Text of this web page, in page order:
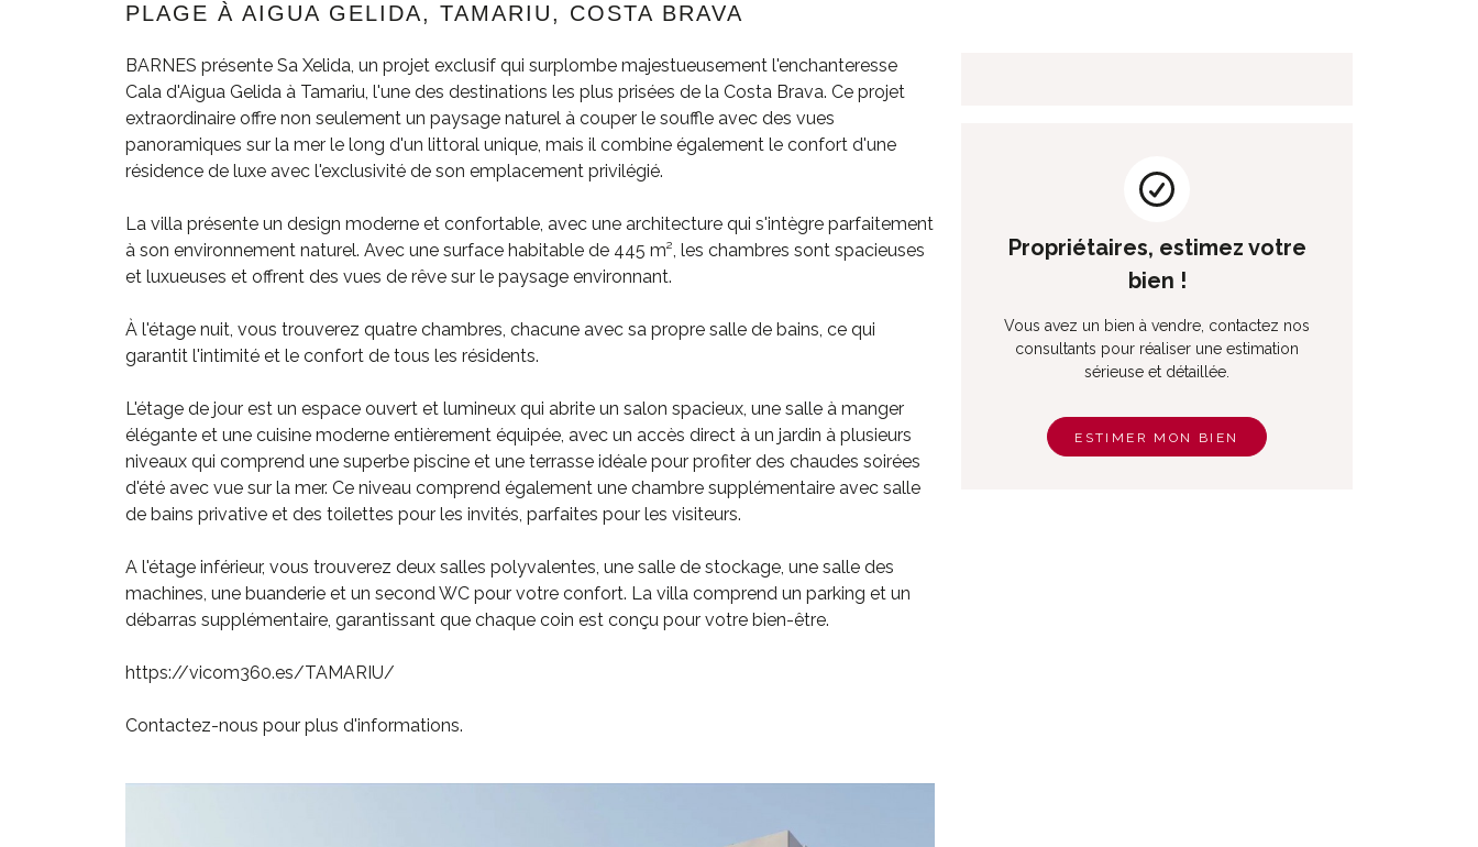
PLAGE À AIGUA GELIDA, TAMARIU, COSTA BRAVA
BARNES présente Sa Xelida, un projet exclusif qui surplombe majestueusement l'enchanteresse
Cala d'Aigua Gelida à Tamariu, l'une des destinations les plus prisées de la Costa Brava. Ce projet
extraordinaire offre non seulement un paysage naturel à couper le souffle avec des vues
panoramiques sur la mer le long d'un littoral unique, mais il combine également le confort d'une
résidence de luxe avec l'exclusivité de son emplacement privilégié.
La villa présente un design moderne et confortable, avec une architecture qui s'intègre parfaitement
à son environnement naturel. Avec une surface habitable de 445 m², les chambres sont spacieuses
et luxueuses et offrent des vues de rêve sur le paysage environnant.
À l'étage nuit, vous trouverez quatre chambres, chacune avec sa propre salle de bains, ce qui
garantit l'intimité et le confort de tous les résidents.
L'étage de jour est un espace ouvert et lumineux qui abrite un salon spacieux, une salle à manger
élégante et une cuisine moderne entièrement équipée, avec un accès direct à un jardin à plusieurs
niveaux qui comprend une superbe piscine et une terrasse idéale pour profiter des chaudes soirées
d'été avec vue sur la mer. Ce niveau comprend également une chambre supplémentaire avec salle
de bains privative et des toilettes pour les invités, parfaites pour les visiteurs.
A l'étage inférieur, vous trouverez deux salles polyvalentes, une salle de stockage, une salle des
machines, une buanderie et un second WC pour votre confort. La villa comprend un parking et un
débarras supplémentaire, garantissant que chaque coin est conçu pour votre bien-être.
https://vicom360.es/TAMARIU/
Contactez-nous pour plus d'informations.
Propriétaires, estimez votre
bien !
Vous avez un bien à vendre, contactez nos
consultants pour réaliser une estimation
sérieuse et détaillée.
ESTIMER MON BIEN